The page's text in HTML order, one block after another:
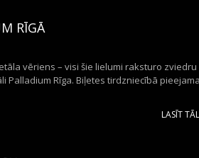
RĪGĀ
vēriens – visi šie lielumi raksturo zviedru
Palladium Rīga. Biļetes tirdzniecībā
LASĪT